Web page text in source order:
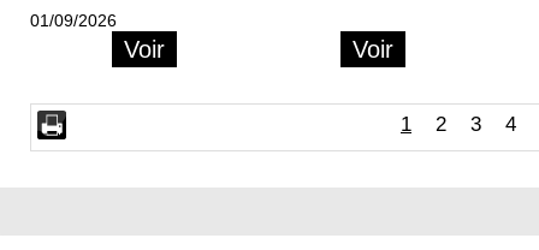
01/09/2026
Voir
baroudeur.
Voir
1 2 3 4